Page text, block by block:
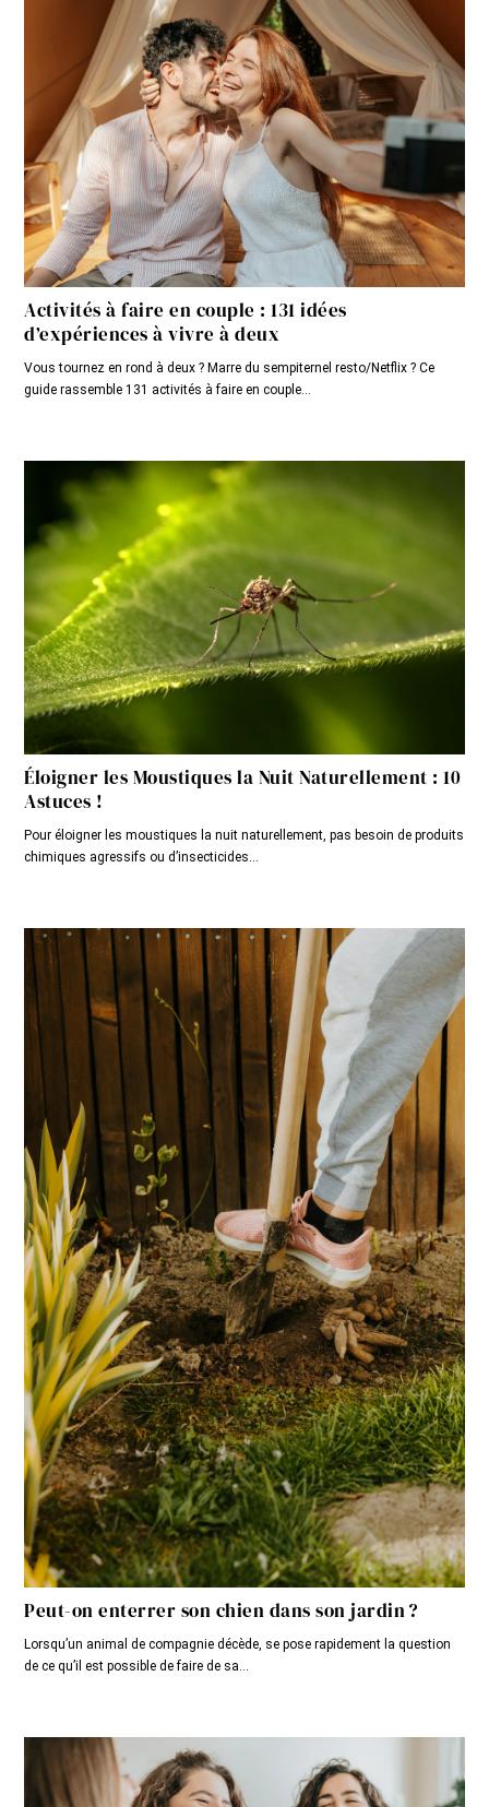
Activités à faire en couple : 131 idées
d’expériences à vivre à deux
Vous tournez en rond à deux ? Marre du sempiternel resto/Netflix ? Ce
guide rassemble 131 activités à faire en couple...
Éloigner les Moustiques la Nuit Naturellement : 10
Astuces !
Pour éloigner les moustiques la nuit naturellement, pas besoin de produits
chimiques agressifs ou d’insecticides...
Peut-on enterrer son chien dans son jardin ?
Lorsqu’un animal de compagnie décède, se pose rapidement la question
de ce qu’il est possible de faire de sa...